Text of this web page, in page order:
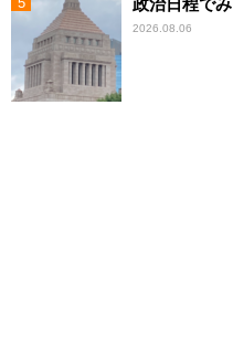
政治日程で
2026.08.06